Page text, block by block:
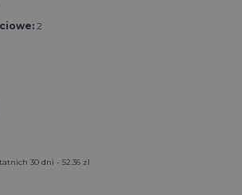
2
30 dni - 52.36 zl